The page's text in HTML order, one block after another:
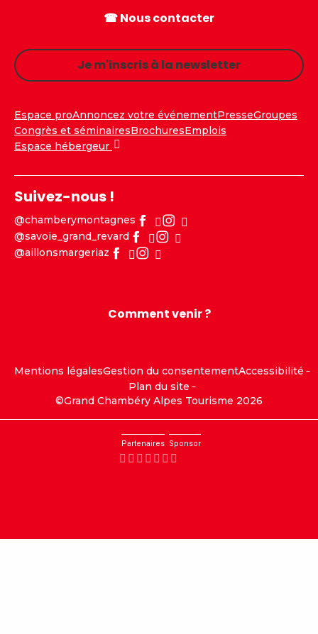
☎ Nous contacter
Je m'inscris à la newsletter
Espace proAnnoncez votre événementPresseGroupes
Congrès et séminairesBrochuresEmplois
Espace hébergeur
Suivez-nous !
@chamberymontagnes
@savoie_grand_revard
@aillonsmargeriaz
Comment venir ?
Mentions légalesGestion du consentementAccessibilité
Plan du site
©Grand Chambéry Alpes Tourisme 2026
Partenaires Sponsor